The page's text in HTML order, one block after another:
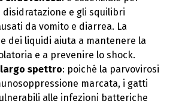
disidratazione e gli squilibri
da vomito e diarrea. La
dei liquidi aiuta a mantenere la
e a prevenire lo shock.
spettro: poiché la parvovirosi
marcata, i gatti
alle infezioni batteriche